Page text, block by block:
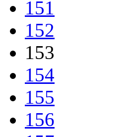
151
152
153
154
155
156